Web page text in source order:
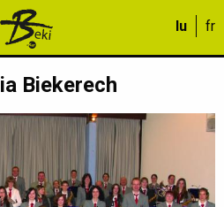
Biekerech